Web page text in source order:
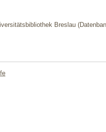
Breslau